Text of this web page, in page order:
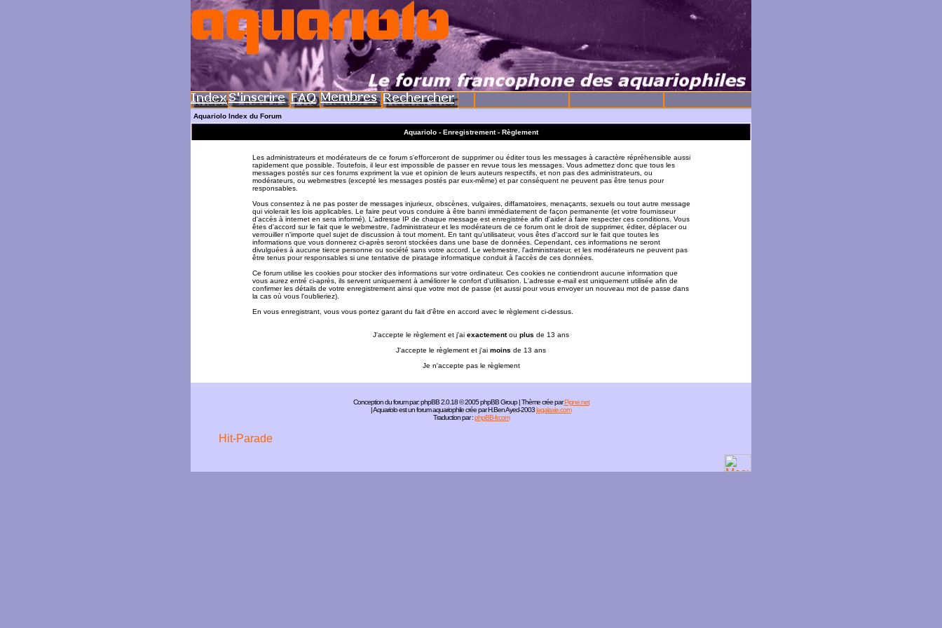
Aquariolo Index du Forum
Aquariolo - Enregistrement - Règlement
Les administrateurs et modérateurs de ce forum s'efforceront de supprimer ou éditer tous les messages à caractère répréhensible aussi
rapidement que possible. Toutefois, il leur est impossible de passer en revue tous les messages. Vous admettez donc que tous les
messages postés sur ces forums expriment la vue et opinion de leurs auteurs respectifs, et non pas des administrateurs, ou
modérateurs, ou webmestres (excepté les messages postés par eux-même) et par conséquent ne peuvent pas être tenus pour
responsables.
Vous consentez à ne pas poster de messages injurieux, obscènes, vulgaires, diffamatoires, menaçants, sexuels ou tout autre message
qui violerait les lois applicables. Le faire peut vous conduire à être banni immédiatement de façon permanente (et votre fournisseur
d'accès à internet en sera informé). L'adresse IP de chaque message est enregistrée afin d'aider à faire respecter ces conditions. Vous
êtes d'accord sur le fait que le webmestre, l'administrateur et les modérateurs de ce forum ont le droit de supprimer, éditer, déplacer ou
verrouiller n'importe quel sujet de discussion à tout moment. En tant qu'utilisateur, vous êtes d'accord sur le fait que toutes les
informations que vous donnerez ci-après seront stockées dans une base de données. Cependant, ces informations ne seront
divulguées à aucune tierce personne ou société sans votre accord. Le webmestre, l'administrateur, et les modérateurs ne peuvent pas
être tenus pour responsables si une tentative de piratage informatique conduit à l'accès de ces données.
Ce forum utilise les cookies pour stocker des informations sur votre ordinateur. Ces cookies ne contiendront aucune information que
vous aurez entré ci-après, ils servent uniquement à améliorer le confort d'utilisation. L'adresse e-mail est uniquement utilisée afin de
confirmer les détails de votre enregistrement ainsi que votre mot de passe (et aussi pour vous envoyer un nouveau mot de passe dans
la cas où vous l'oublieriez).
En vous enregistrant, vous vous portez garant du fait d'être en accord avec le règlement ci-dessus.
J'accepte le règlement et j'ai exactementou plus de 13 ans
J'accepte le règlement et j'ai moins de 13 ans
Je n'accepte pas le règlement
Conception du forum par:phpBB2.0.18 © 2005 phpBB Group | Thème crée parPigne.net
| Aquariolo est un forum aquariophile crée par H.Ben Ayed-2003lagalaxie.com
Traduction par :phpBB-fr.com